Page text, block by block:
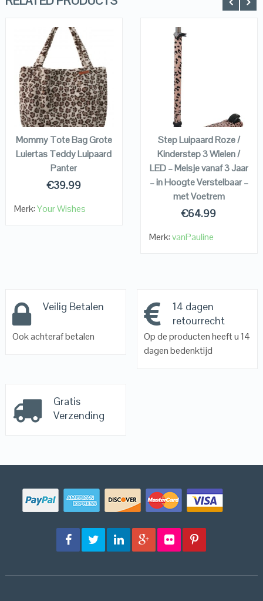
QUICK LOOK
VIEW DETAILS
KOPEN
Mommy Tote Bag Grote
Luiertas Teddy Luipaard
Panter
€39.99
Merk:Your Wishes
QUICK LOOK
VIEW DETAILS
KOPEN
Step Luipaard Roze /
Kinderstep 3 Wielen /
LED – Meisje vanaf 3 Jaar
– in Hoogte Verstelbaar –
met Voetrem
€64.99
Merk:vanPauline
Veilig Betalen
Ook achteraf betalen
14 dagen
retourrecht
Op de producten heeft u 14
dagen bedenktijd
Gratis
Verzending